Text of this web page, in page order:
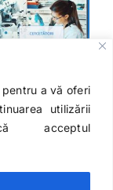
a vă oferi
utilizării
acceptul
| Fax: 0240